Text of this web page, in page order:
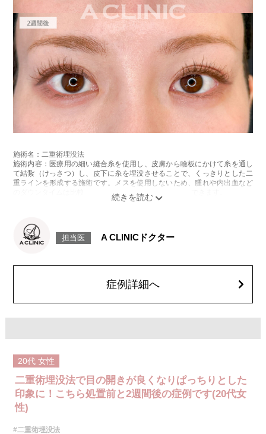
施術名：二重術埋没法
施術内容：医療用の細い縫合糸を使用し、皮膚から瞼板にかけて糸を通し
て結紮（けっさつ）し、皮下に糸を埋没させることで、くっきりとした二
重ラインを形成する施術です。メスを使用しないため、腫れや内出血など
のダウンタイムは比較的少なく、自然な仕上がりが期待できます。
で落ち着いていきますが、個人差があります。また、稀に細菌感染症、左
右差、重瞼ラインの消失・乱れ、縫合糸の露出、結膜腫脹などが生じるこ
アドバンス 2箇所217,800円(税込)～6箇所349,800円(税込)
アペックス シングル437,800円(税込)～ダブル657,800円(税込)
シークレットアイズシングル712,800円(税込)〜ダブル877,800円(税込)
担当医 A CLINICドクター
症例詳細へ
20代 女性
二重術埋没法で目の開きが良くなりぱっちりとした
印象に！こちら処置前と2週間後の症例です(20代女
性)
#二重術埋没法